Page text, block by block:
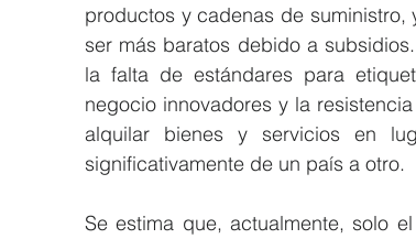
productos y cadenas de
ser más baratos debido a
la falta de estándares para
negocio innovadores y la
alquilar bienes y servicios en
significativamente de un país a otro.
Se estima que, actualmente, solo